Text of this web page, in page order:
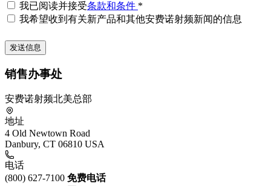
我已阅读并接受条款和条件 *
我希望收到有关新产品和其他安费诺射频新闻的信息
销售办事处
安费诺射频北美总部
地址
4 Old Newtown Road
Danbury, CT 06810 USA
电话
(800) 627-7100 免费电话